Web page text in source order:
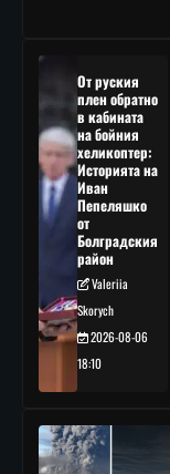
От руския
плен обратно
в кабината
на бойния
хеликоптер:
Историята на
Иван
Пепеляшко
от
Болградския
район
Valeriia
Skorych
2026-08-06
18:10